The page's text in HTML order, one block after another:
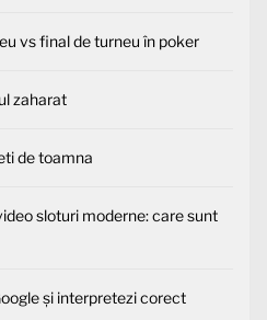
vs final de turneu în poker
zaharat
de toamna
sloturi moderne: care sunt
și interpretezi corect